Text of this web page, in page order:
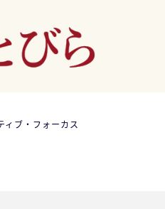
ィブ・フォーカス